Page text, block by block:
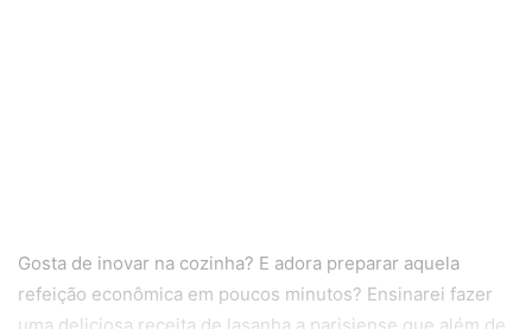
Gosta de inovar na cozinha? E adora preparar aquela
refeição econômica em poucos minutos? Ensinarei fazer
uma deliciosa receita de lasanha a parisiense que além de